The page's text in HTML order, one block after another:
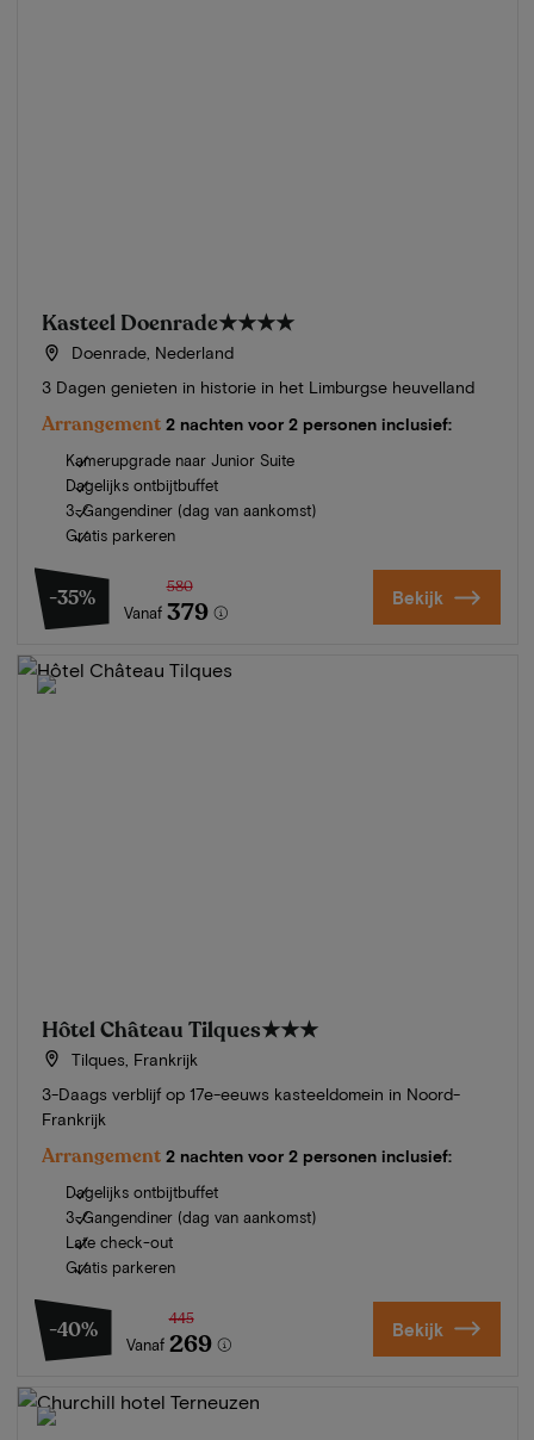
Kasteel Doenrade★★★★
Doenrade, Nederland
3 Dagen genieten in historie in het Limburgse heuvelland
Arrangement 2 nachten voor 2 personen inclusief:
Kamerupgrade naar Junior Suite
Dagelijks ontbijtbuffet
3-Gangendiner (dag van aankomst)
Gratis parkeren
-35%
Vanaf
580
379 Bekijk
Hôtel Château Tilques★★★
Tilques, Frankrijk
3-Daags verblijf op 17e-eeuws kasteeldomein in Noord-
Frankrijk
Arrangement 2 nachten voor 2 personen inclusief:
Dagelijks ontbijtbuffet
3-Gangendiner (dag van aankomst)
Late check-out
Gratis parkeren
-40%
Vanaf
445
269 Bekijk